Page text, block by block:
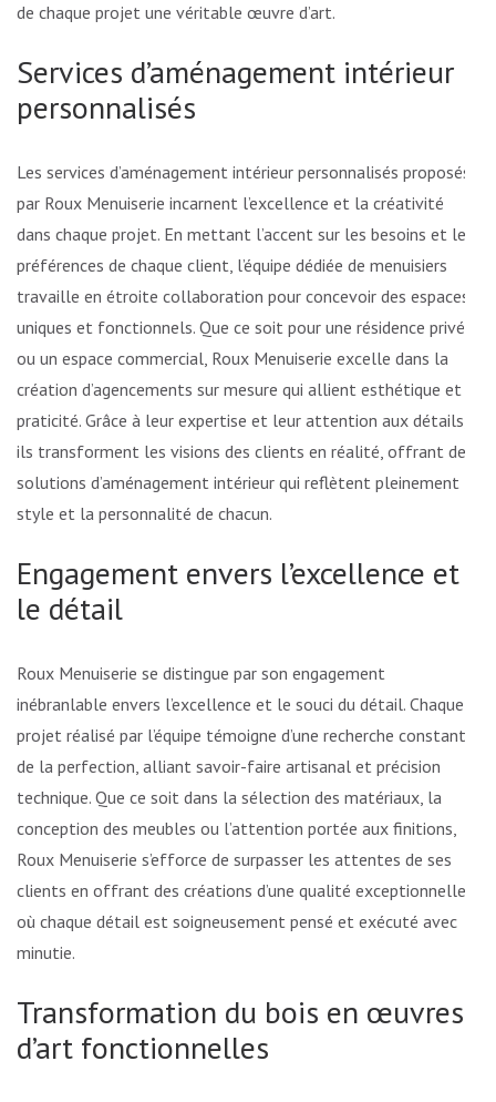
de chaque projet une véritable œuvre d’art.
Services d’aménagement intérieur
personnalisés
Les services d’aménagement intérieur personnalisés proposés
par Roux Menuiserie incarnent l’excellence et la créativité
dans chaque projet. En mettant l’accent sur les besoins et les
préférences de chaque client, l’équipe dédiée de menuisiers
travaille en étroite collaboration pour concevoir des espaces
uniques et fonctionnels. Que ce soit pour une résidence privée
ou un espace commercial, Roux Menuiserie excelle dans la
création d’agencements sur mesure qui allient esthétique et
praticité. Grâce à leur expertise et leur attention aux détails,
ils transforment les visions des clients en réalité, offrant des
solutions d’aménagement intérieur qui reflètent pleinement le
style et la personnalité de chacun.
Engagement envers l’excellence et
le détail
Roux Menuiserie se distingue par son engagement
inébranlable envers l’excellence et le souci du détail. Chaque
projet réalisé par l’équipe témoigne d’une recherche constante
de la perfection, alliant savoir-faire artisanal et précision
technique. Que ce soit dans la sélection des matériaux, la
conception des meubles ou l’attention portée aux finitions,
Roux Menuiserie s’efforce de surpasser les attentes de ses
clients en offrant des créations d’une qualité exceptionnelle
où chaque détail est soigneusement pensé et exécuté avec
minutie.
Transformation du bois en œuvres
d’art fonctionnelles